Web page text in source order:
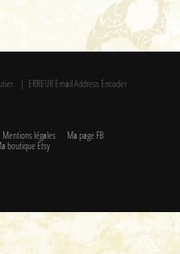
| ERREUR Email Address Encoder
Mentions légales Ma page FB
boutique Etsy